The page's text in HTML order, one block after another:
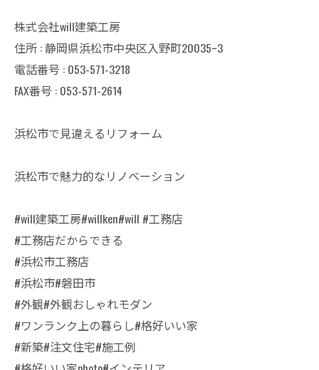
株式会社will建築工房
住所 : 静岡県浜松市中央区入野町20035ｰ3
電話番号 : 053-571-3218
FAX番号 : 053-571-2614
浜松市で見違えるリフォーム
浜松市で魅力的なリノベーション
#will建築工房#willken#will #工務店
#工務店だからできる
#浜松市工務店
#浜松市#磐田市
#外観#外観おしゃれモダン
#ワンランク上の暮らし#格好いい家
#新築#注文住宅#施工例